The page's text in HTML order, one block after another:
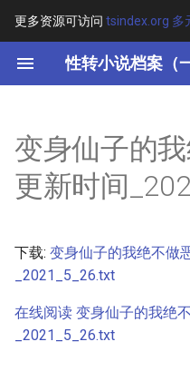
更多资源可访问 tsindex.org 多
性转小说档案（
键
开
始
索
其他信息 [Processed Page
Metadata]
变身仙子的
更新时间
下载: 变身仙子的我绝不做
_2021_5_26.txt
在线阅读 变身仙子的我绝
_2021_5_26.txt